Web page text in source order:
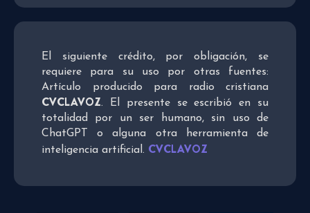
El siguiente crédito, por obligación, se
requiere para su uso por otras fuentes:
Artículo producido para radio cristiana
CVCLAVOZ. El presente se escribió en su
totalidad por un ser humano, sin uso de
ChatGPT o alguna otra herramienta de
inteligencia artificial. CVCLAVOZ